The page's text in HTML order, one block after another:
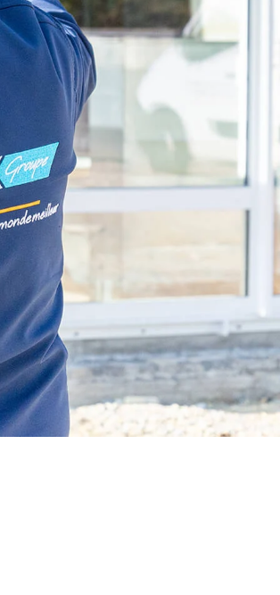
DEMANDER UN DEVIS